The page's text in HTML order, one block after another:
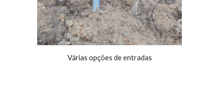
Várias opções de entradas